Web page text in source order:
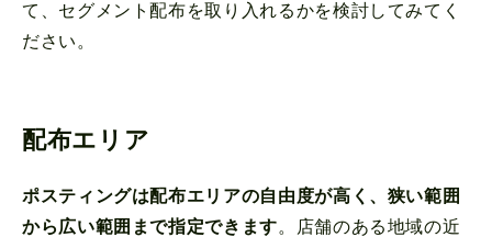
て、セグメント配布を取り入れるかを検討してみてく
ださい。
配布エリア
ポスティングは配布エリアの自由度が高く、狭い範囲
から広い範囲まで指定できます。店舗のある地域の近